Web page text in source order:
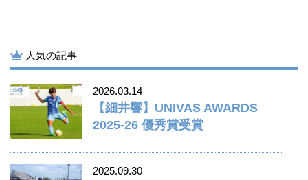
人気の記事
2026.03.14
【細井響】UNIVAS AWARDS
2025-26 優秀賞受賞
2025.09.30